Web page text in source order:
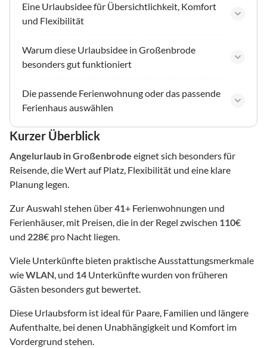
Eine Urlaubsidee für Übersichtlichkeit, Komfort
und Flexibilität
Warum diese Urlaubsidee in Großenbrode
besonders gut funktioniert
Die passende Ferienwohnung oder das passende
Ferienhaus auswählen
Kurzer Überblick
Angelurlaub in Großenbrode eignet sich besonders für
Reisende, die Wert auf Platz, Flexibilität und eine klare
Planung legen.
Zur Auswahl stehen über41+ Ferienwohnungen und
Ferienhäuser, mit Preisen, die in der Regel zwischen 110€
und 228€ pro Nacht liegen.
Viele Unterkünfte bieten praktische Ausstattungsmerkmale
wieWLAN, und 14 Unterkünfte wurden von früheren
Gästen besonders gut bewertet.
Diese Urlaubsform ist ideal für Paare, Familien und längere
Aufenthalte, bei denen Unabhängigkeit und Komfort im
Vordergrund stehen.